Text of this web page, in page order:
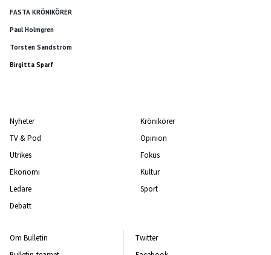
FASTA KRÖNIKÖRER
Paul Holmgren
Torsten Sandström
Birgitta Sparf
Nyheter
TV & Pod
Utrikes
Ekonomi
Ledare
Debatt
Krönikörer
Opinion
Fokus
Kultur
Sport
Om Bulletin
Twitter